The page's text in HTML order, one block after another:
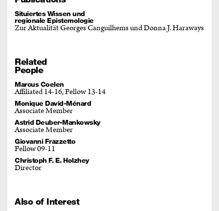
Situiertes Wissen und
regionale Epistemologie
Zur Aktualität Georges Canguilhems und Donna J. Haraways
Related
People
Marcus Coelen
Affiliated 14-16, Fellow 13-14
Monique David-Ménard
Associate Member
Astrid Deuber-Mankowsky
Associate Member
Giovanni Frazzetto
Fellow 09-11
Christoph F. E. Holzhey
Director
Also of Interest